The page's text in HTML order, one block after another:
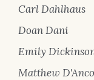
Carl Dahlhaus
Doan Dani
Emily
Matthew